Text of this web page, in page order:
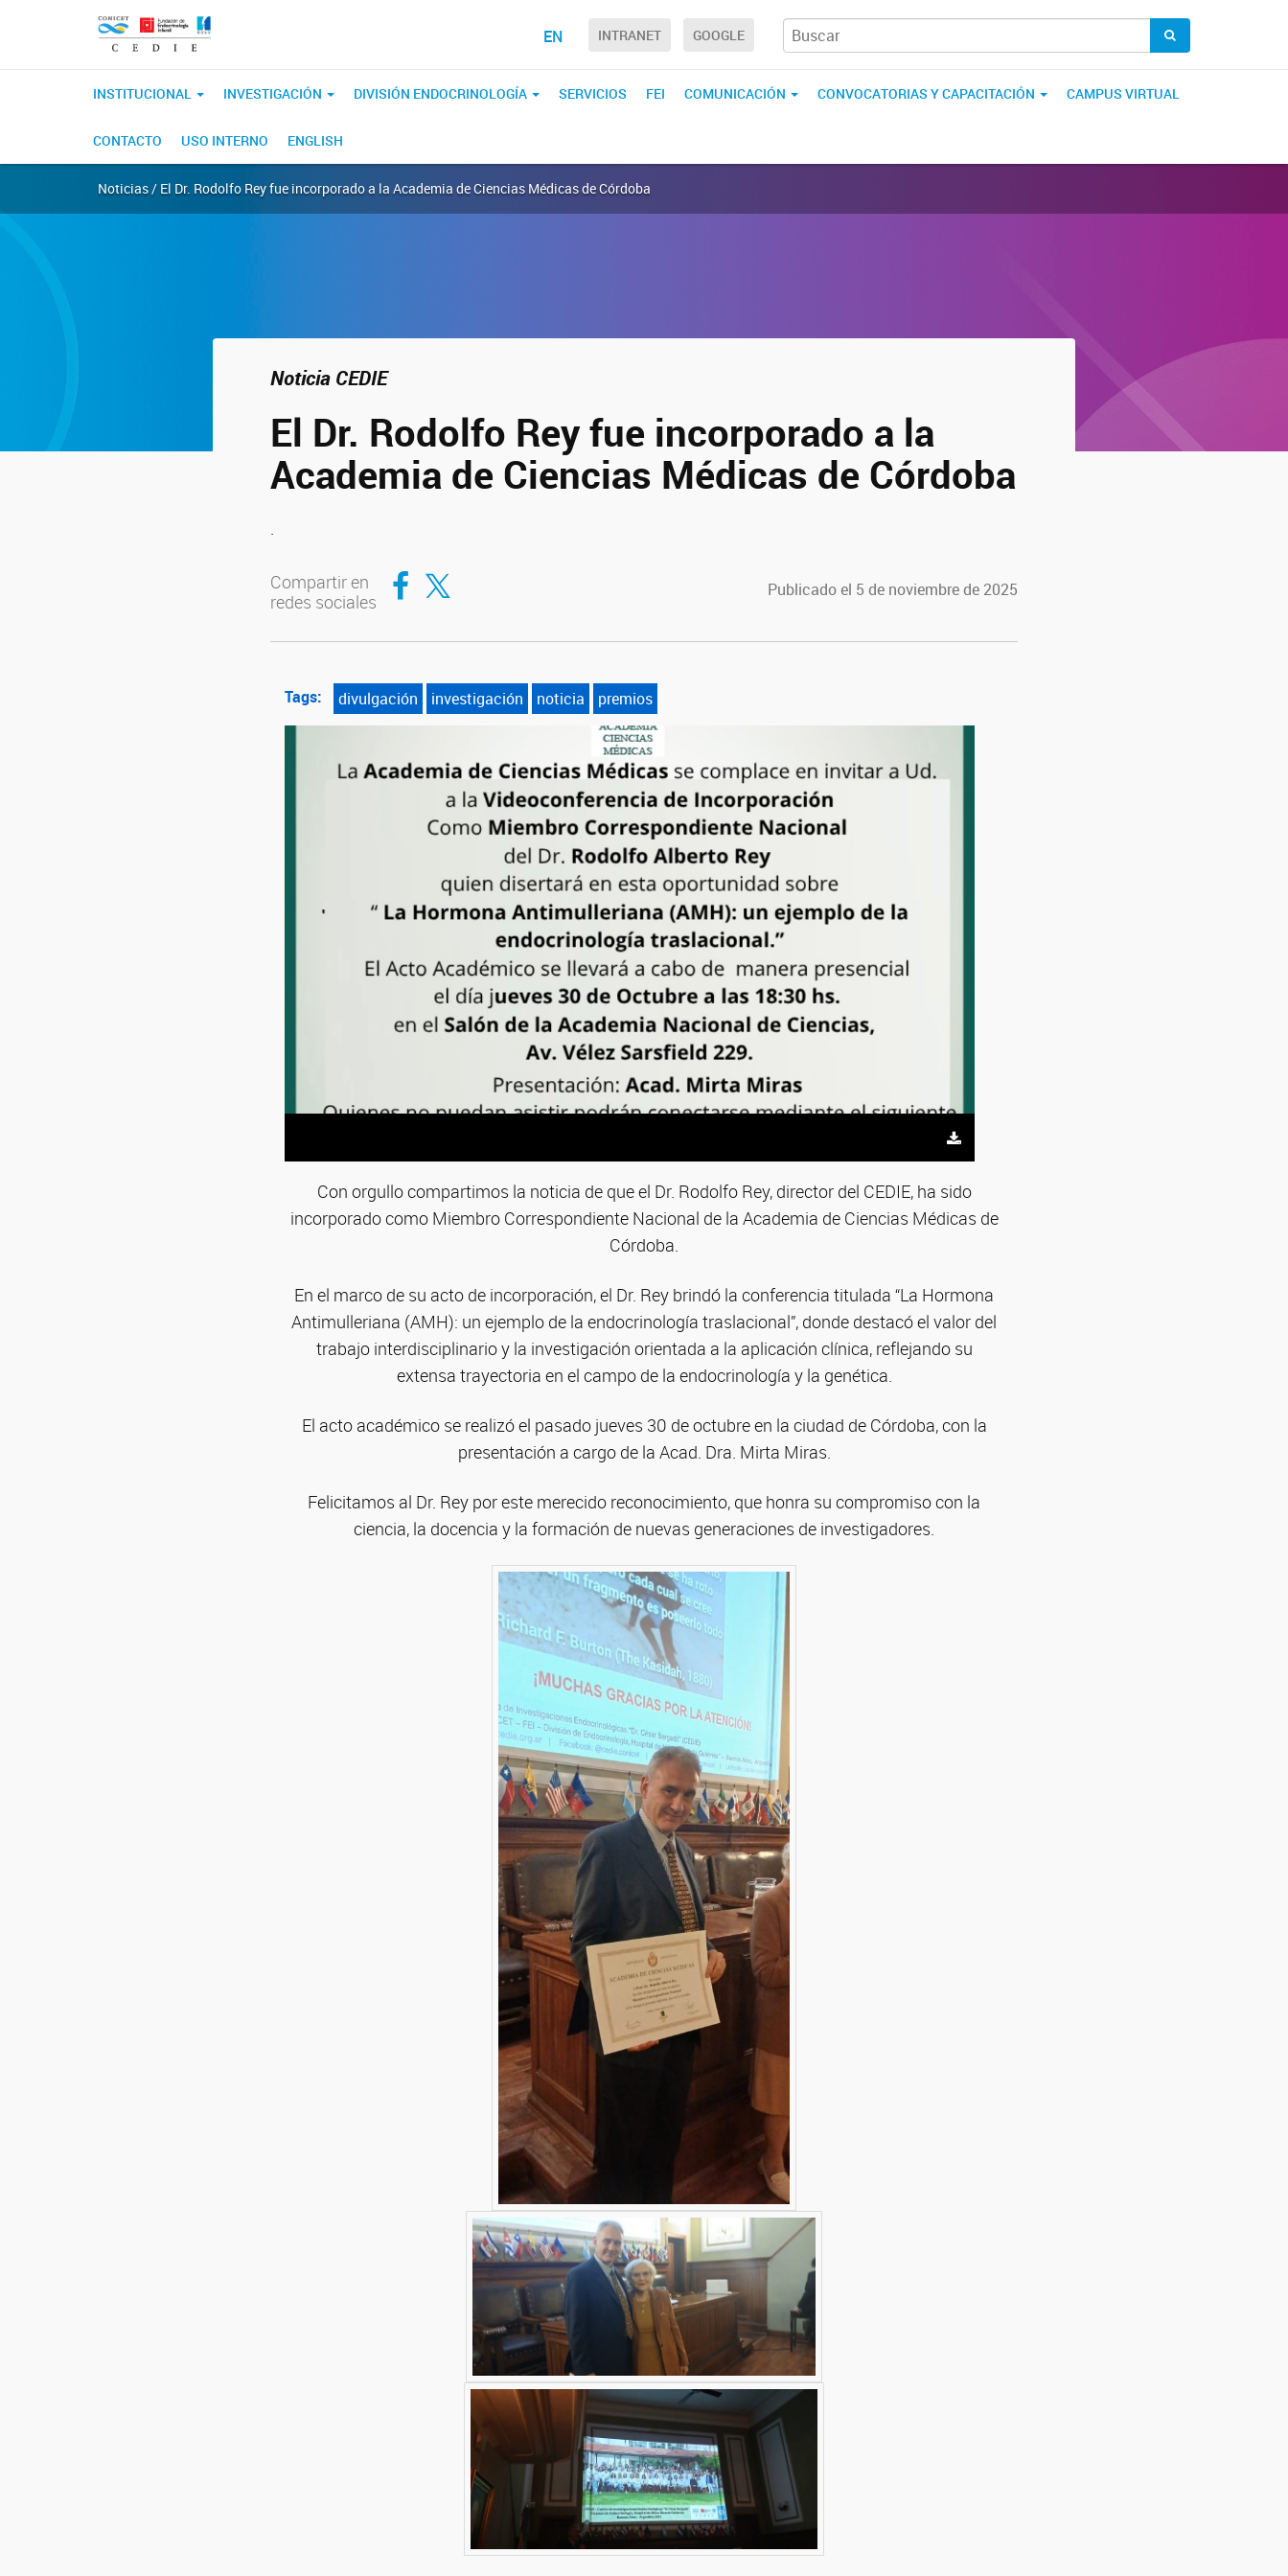
EN INTRANET GOOGLE
INSTITUCIONAL INVESTIGACIÓN DIVISIÓN ENDOCRINOLOGÍA SERVICIOS FEI COMUNICACIÓN CONVOCATORIAS Y CAPACITACIÓN CAMPUS VIRTUAL
CONTACTO USO INTERNO ENGLISH
Noticias / El Dr. Rodolfo Rey fue incorporado a la Academia de Ciencias Médicas de Córdoba
Noticia CEDIE
El Dr. Rodolfo Rey fue incorporado a la
Academia de Ciencias Médicas de Córdoba
.
Compartir en
redes sociales
Compartir en Facebook
Compartir en Twitter Publicado el 5 de noviembre de 2025
Tags: divulgación investigación noticia premios
Con orgullo compartimos la noticia de que el Dr. Rodolfo Rey, director del CEDIE, ha sido
incorporado como Miembro Correspondiente Nacional de la Academia de Ciencias Médicas de
Córdoba.
En el marco de su acto de incorporación, el Dr. Rey brindó la conferencia titulada “La Hormona
Antimulleriana (AMH): un ejemplo de la endocrinología traslacional”, donde destacó el valor del
trabajo interdisciplinario y la investigación orientada a la aplicación clínica, reflejando su
extensa trayectoria en el campo de la endocrinología y la genética.
El acto académico se realizó el pasado jueves 30 de octubre en la ciudad de Córdoba, con la
presentación a cargo de la Acad. Dra. Mirta Miras.
Felicitamos al Dr. Rey por este merecido reconocimiento, que honra su compromiso con la
ciencia, la docencia y la formación de nuevas generaciones de investigadores.